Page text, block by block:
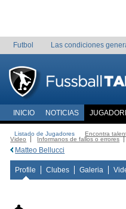
Futbol Las condiciones
INICIO NOTICIAS
Listado de Jugadores Encontra
Video
Informanos de fallos o errores
Matteo Bellucci
Profile Clubes Galeria